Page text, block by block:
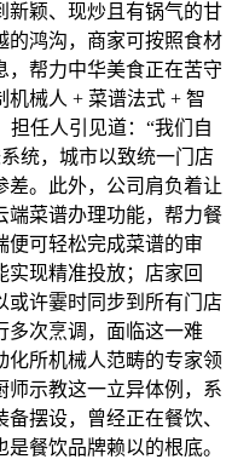
新颖、现炒且有锅气的甘
的鸿沟，商家可按照食材
，帮力中华美食正在苦守
械人 + 菜谱法式 + 智
担任人引见道：“我们自
统，城市以致统一门店
差。此外，公司肩负着让
端菜谱办理功能，帮力餐
便可轻松完成菜谱的审
现精准投放；店家回
或许霎时同步到所有门店
多次烹调，面临这一难
化所机械人范畴的专家领
师示教这一立异体例，系
摆设，曾经正在餐饮、
餐饮品牌赖以的根底。